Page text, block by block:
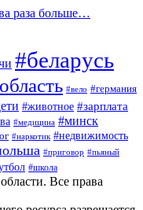
раза больше…
#беларусь
#вело #германия
#животное #зарплата
#медицина #минск
#наркотик #недвижимость
#приговор #пьяный
#школа
Все права